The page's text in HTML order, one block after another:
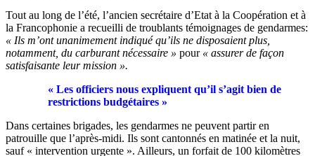
Tout au long de l’été, l’ancien secrétaire d’Etat à la Coopération et à
la Francophonie a recueilli de troublants témoignages de gendarmes:
« Ils m’ont unanimement indiqué qu’ils ne disposaient plus,
notamment, du carburant nécessaire » pour « assurer de façon
satisfaisante leur mission ».
« Les officiers nous expliquent qu’il s’agit bien de
restrictions budgétaires »
Dans certaines brigades, les gendarmes ne peuvent partir en
patrouille que l’après-midi. Ils sont cantonnés en matinée et la nuit,
sauf « intervention urgente ». Ailleurs, un forfait de 100 kilomètres